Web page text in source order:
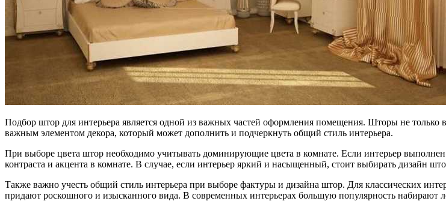
Подбор штор для интерьера является одной из важных частей оформления помещения. Шторы не
важным элементом декора, который может дополнить и подчеркнуть общий стиль интерьера.
При выборе цвета штор необходимо учитывать доминирующие цвета в комнате. Если интерьер
контраста и акцента в комнате. В случае, если интерьер яркий и насыщенный, стоит выбирать дизайн
Также важно учесть общий стиль интерьера при выборе фактуры и дизайна штор. Для классических
придают роскошного и изысканного вида. В современных интерьерах большую популярность